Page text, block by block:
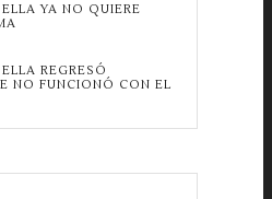
YA NO QUIERE
REGRESÓ
NO FUNCIONÓ CON EL